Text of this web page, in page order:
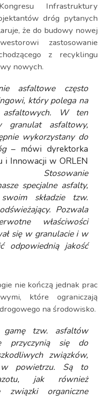
Infrastruktury
dróg pytanych
że do budowy nowej
zastosowanie
z recyklingu
nowych.
asfaltowe często
który polega na
W ten
granulat asfaltowy,
wykorzystany do
– mówi dyrektorka
i Innowacji w ORLEN
specjalne asfalty,
składzie tzw.
Pozwala
właściwości
się w granulacie i w
odpowiednią jakość
nie kończą jednak prac
które ograniczają
na środowisko.
tzw. asfaltów
przyczynią się do
związków,
powietrzu. Są to
jak również
związki organiczne